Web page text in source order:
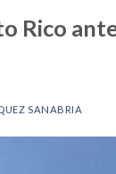
Rico
SANABRIA